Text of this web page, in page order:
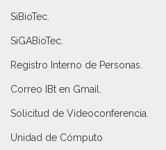
SiBioTec
SiGABioTec.
Registro Interno de Personas
Correo IBt en Gmail
Solicitud de Videoconferencia.
Unidad de Cómputo